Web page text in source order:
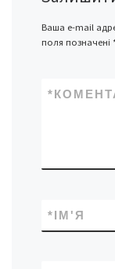
Ваша e-mail
поля позначені
*
ІМ'Я
*